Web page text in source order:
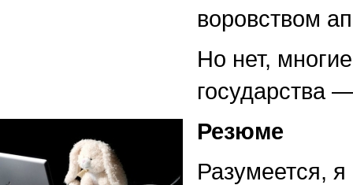
воровством
Но нет,
государства
Резюме
Разумеется,